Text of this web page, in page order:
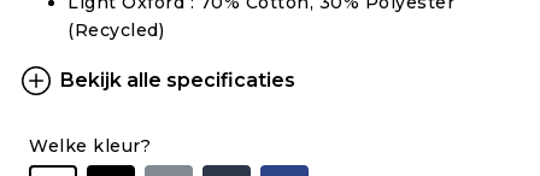
(Recycled)
Bekijk alle specificaties
Welke kleur?